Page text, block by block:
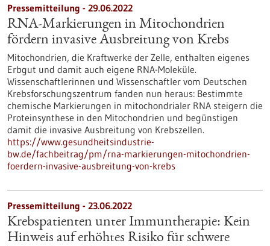
Pressemitteilung - 29.06.2022
RNA-Markierungen in Mitochondrien
fördern invasive Ausbreitung von Krebs
Mitochondrien, die Kraftwerke der Zelle, enthalten eigenes
Erbgut und damit auch eigene RNA-Moleküle.
Wissenschaftlerinnen und Wissenschaftler vom Deutschen
Krebsforschungszentrum fanden nun heraus: Bestimmte
chemische Markierungen in mitochondrialer RNA steigern die
Proteinsynthese in den Mitochondrien und begünstigen
damit die invasive Ausbreitung von Krebszellen.
https://www.gesundheitsindustrie-
bw.de/fachbeitrag/pm/rna-markierungen-mitochondrien-
foerdern-invasive-ausbreitung-von-krebs
Pressemitteilung - 23.06.2022
Krebspatienten unter Immuntherapie: Kein
Hinweis auf erhöhtes Risiko für schwere